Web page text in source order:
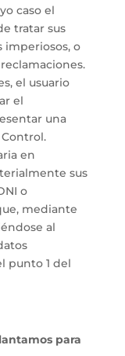
caso el
tratar sus
imperiosos, o
el usuario
el
una
en
sus
o
mediante
al
punto 1 del
para